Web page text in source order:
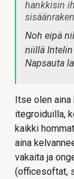
hankkisin
Noh eipä
niillä
Napsauta
Itse olen aina
itegroiduilla,
kaikki
aina
vakaita ja
(officesoftat,